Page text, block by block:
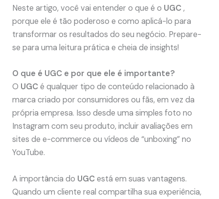
Neste artigo, você vai entender o que é o UGC,
porque ele é tão poderoso e como aplicá-lo para
transformar os resultados do seu negócio. Prepare-
se para uma leitura prática e cheia de insights!
O que é UGC e por que ele é importante?
O UGCé qualquer tipo de conteúdo relacionado à
marca criado por consumidores ou fãs, em vez da
própria empresa. Isso desde uma simples foto no
Instagram com seu produto, incluir avaliações em
sites de e-commerce ou vídeos de “unboxing” no
YouTube.
A importância do UGCestá em suas vantagens.
Quando um cliente real compartilha sua experiência,